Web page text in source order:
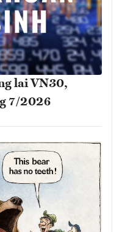
lai VN30,
7/2026